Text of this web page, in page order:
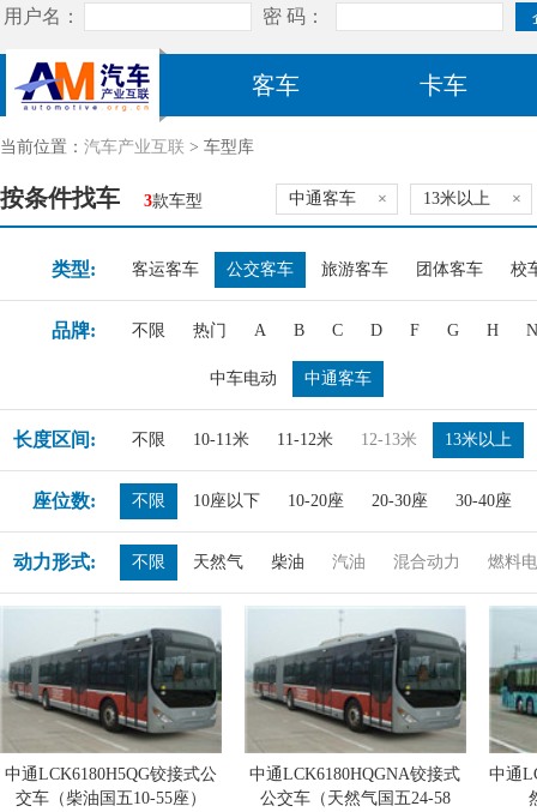
客车 卡车
当前位置： 汽车产业互联 > 车型库
按条件找车 3款车型 中通客车 × 13米以上 ×
类型: 客运客车 公交客车 旅游客车 团体客车 校
品牌: 不限 热门 A B C D F G H N
中车电动 中通客车
长度区间: 不限 10-11米 11-12米 12-13米 13米以上
座位数: 不限 10座以下 10-20座 20-30座 30-40座
动力形式: 不限 天然气 柴油 汽油 混合动力 燃料
中通LCK6180H5QG铰接式公
交车（柴油国五10-55座）
中通LCK6180HQGNA铰接式
公交车（天然气国五24-58
中通